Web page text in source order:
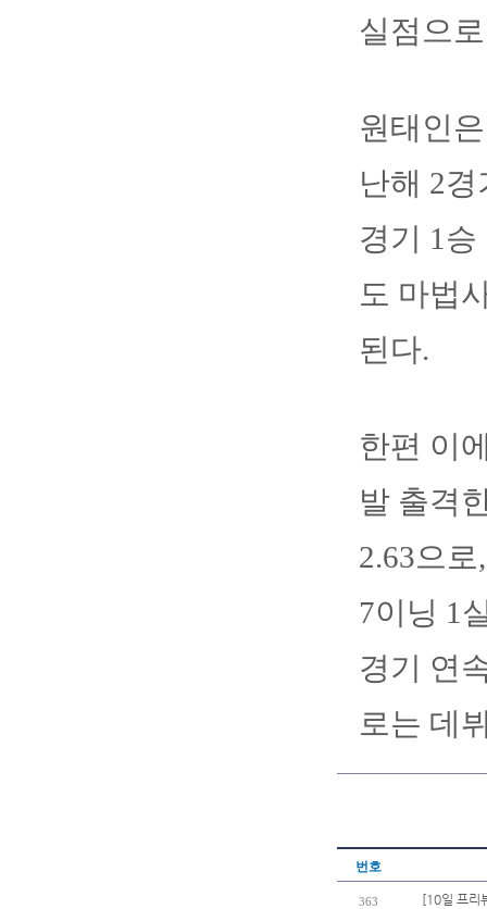
실점으
원태인
난해 2
경기 1
도 마법
된다.
한편 이
발 출격
2.63으
7이닝 1
경기 연
로는 데
번호
363 [10일 프리